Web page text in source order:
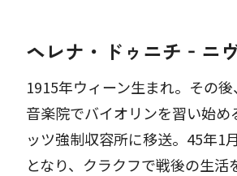
ヘレナ・ドゥニチ‐ニ
1915年ウィーン生まれ。その
音楽院でバイオリンを習い始
ッツ強制収容所に移送。45年1
となり、クラクフで戦後の生